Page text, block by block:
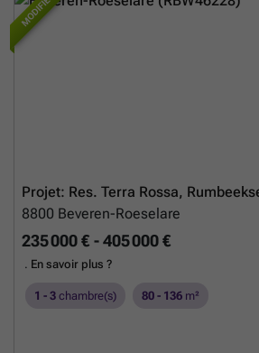
concept van Smart Houses! Verdere
Contacteer rechtstreeks de eigenaar via ###
MODIFIÉ
8800 Beveren-Roeselare
235 000 € - 405 000 €
. En savoir plus ?
1 - 3 chambre(s) 80 - 136 m²